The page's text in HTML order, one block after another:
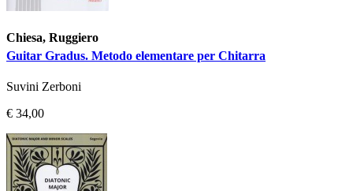
Chiesa, Ruggiero
Guitar Gradus. Metodo elementare per Chitarra
Suvini Zerboni
€ 34,00